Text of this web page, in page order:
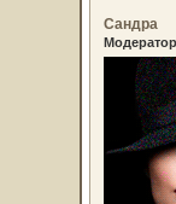
Сандра
Модератор